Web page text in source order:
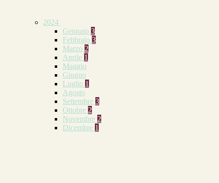
2024
Gennaio 3
Febbraio 3
Marzo 2
Aprile 1
Maggio
Giugno
Luglio 1
Agosto
Settembre 3
Ottobre 2
Novembre 2
Dicembre 1